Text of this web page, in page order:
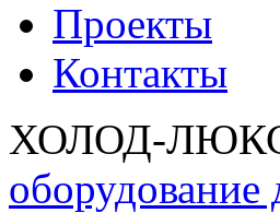
Проекты
Контакты
ХОЛОД-
оборудование